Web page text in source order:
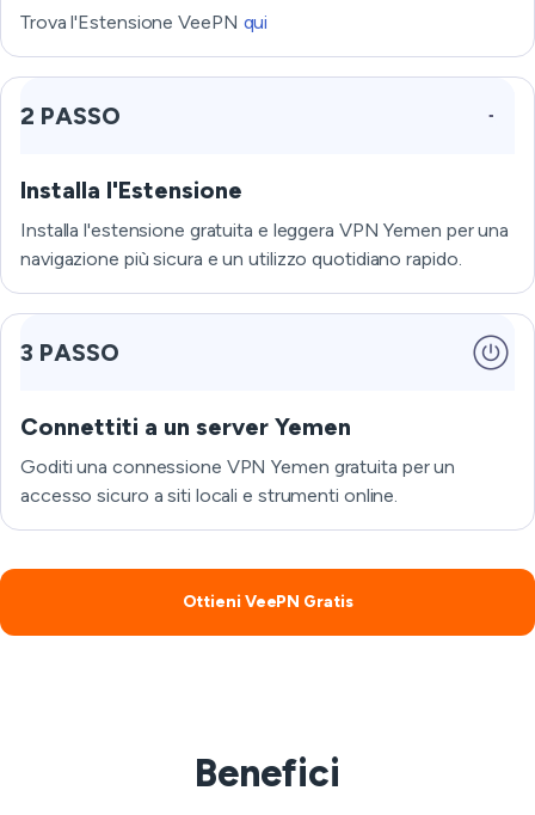
Trova l'Estensione VeePN qui
2 PASSO
Installa l'Estensione
Installa l'estensione gratuita e leggera VPN Yemen per una
navigazione più sicura e un utilizzo quotidiano rapido.
3 PASSO
Connettiti a un server Yemen
Goditi una connessione VPN Yemen gratuita per un
accesso sicuro a siti locali e strumenti online.
Ottieni VeePN Gratis
Benefici